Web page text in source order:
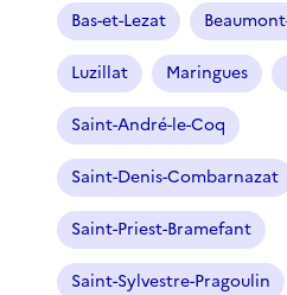
Bas-et-Lezat
Luzillat Maringues
Saint-André-le-Coq
Saint-Denis-Combarnazat
Saint-Priest-Bramefant
Saint-Sylvestre-Pragoulin